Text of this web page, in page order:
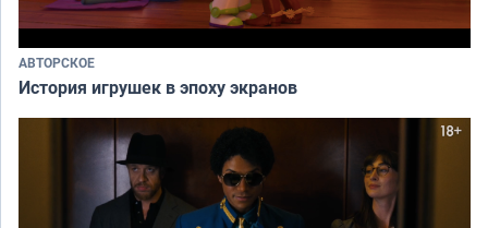
АВТОРСКОЕ
История игрушек в эпоху экранов